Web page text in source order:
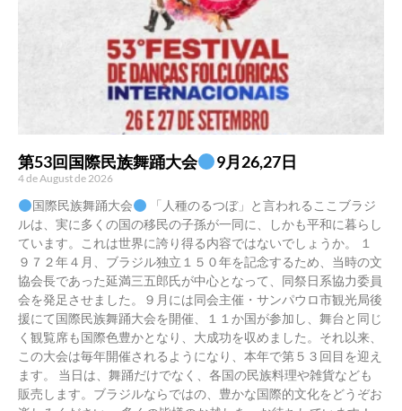
第53回国際民族舞踊大会 9月26,27日
4 de August de 2026
国際民族舞踊大会
「人種のるつぼ」と言われるここブラジ
ルは、実に多くの国の移民の子孫が一同に、しかも平和に暮らし
ています。これは世界に誇り得る内容ではないでしょうか。 １
９７２年４月、ブラジル独立１５０年を記念するため、当時の文
協会長であった延満三五郎氏が中心となって、同祭日系協力委員
会を発足させました。９月には同会主催・サンパウロ市観光局後
援にて国際民族舞踊大会を開催、１１か国が参加し、舞台と同じ
く観覧席も国際色豊かとなり、大成功を収めました。それ以来、
この大会は毎年開催されるようになり、本年で第５３回目を迎え
ます。 当日は、舞踊だけでなく、各国の民族料理や雑貨なども
販売します。ブラジルならではの、豊かな国際的文化をどうぞお